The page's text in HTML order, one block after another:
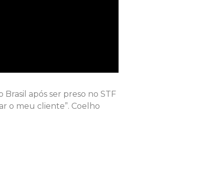
após ser preso no STF
o meu cliente”. Coelho